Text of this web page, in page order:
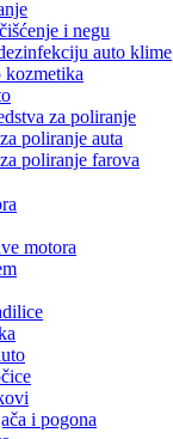
i negu
auto klime
kozmetika
za poliranje
poliranje auta
poliranje farova
motora
i pogona